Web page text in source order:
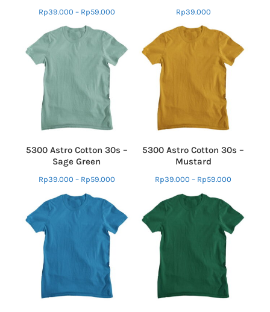
Rp39.000 – Rp59.000 Rp39.000
5300 Astro Cotton 30s –
Sage Green
Rp39.000 – Rp59.000
5300 Astro Cotton 30s –
Mustard
Rp39.000 – Rp59.000